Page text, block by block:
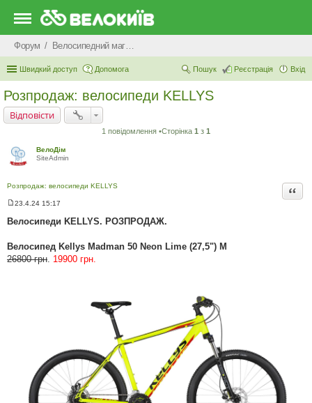
Форум Велосипедний магазин "ВелоДім"
Швидкий доступ Допомога Вхід
Реєстрація
Пошук
Розпродаж: велосипеди KELLYS
Відповісти
1 повідомлення •Сторінка 1 з 1
ВелоДім
SiteAdmin
Розпродаж: велосипеди KELLYS
в
о
м
23.4.24 15:17
Велосипеди KELLYS. РОЗПРОДАЖ.
Велосипед Kellys Madman 50 Neon Lime (27,5") M
26800 грн. 19900 грн.